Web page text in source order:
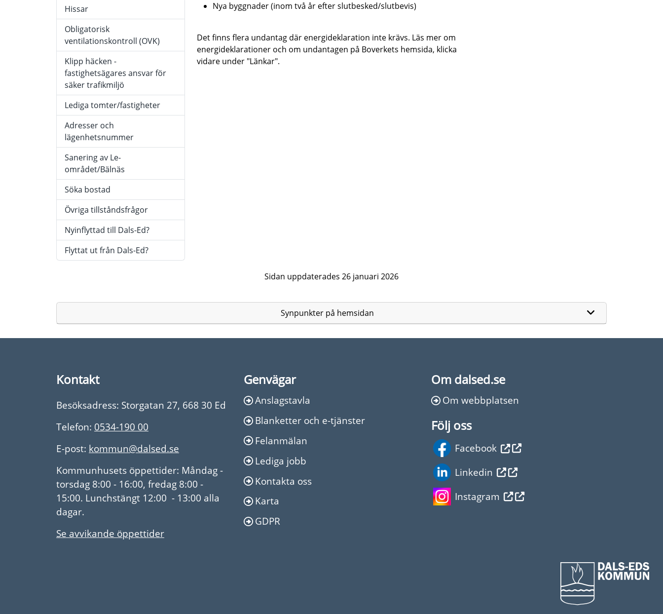
Hissar
Obligatorisk
ventilationskontroll (OVK)
Klipp häcken -
fastighetsägares ansvar för
säker trafikmiljö
Lediga tomter/fastigheter
Adresser och
lägenhetsnummer
Sanering av Le-
området/Bälnäs
Söka bostad
Övriga tillståndsfrågor
Nyinflyttad till Dals-Ed?
Flyttat ut från Dals-Ed?
Nya byggnader (inom två år efter slutbesked/slutbevis)
Det finns flera undantag där energideklaration inte krävs. Läs mer om
energideklarationer och om undantagen på Boverkets hemsida, klicka
vidare under "Länkar".
Sidan uppdaterades 26 januari 2026
Synpunkter på hemsidan
Kontakt
Besöksadress: Storgatan 27, 668 30 Ed
Telefon: 0534-190 00
E-post: kommun@dalsed.se
Kommunhusets öppettider: Måndag -
torsdag 8:00 - 16:00, fredag 8:00 -
15:00. Lunchstängt 12:00 - 13:00 alla
dagar.
Se avvikande öppettider
Genvägar
Anslagstavla
Blanketter och e-tjänster
Felanmälan
Lediga jobb
Kontakta oss
Karta
GDPR
Om dalsed.se
Om webbplatsen
Följ oss
Facebook
Linkedin
Instagram